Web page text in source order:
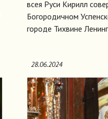
всея Руси Кирилл
Богородичном
городе Тихвине
28.06.2024